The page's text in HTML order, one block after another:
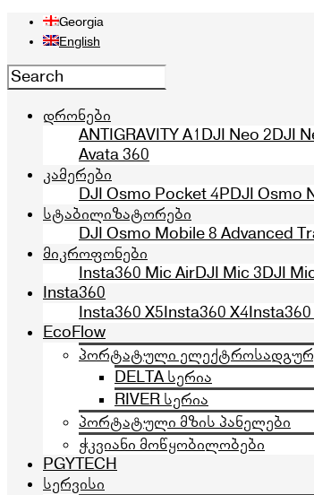
Georgia
English
დრონები
ANTIGRAVITY A1DJI Neo 2DJI
Avata 360
კამერები
DJI Osmo Pocket 4PDJI Osmo
სტაბილიზატორები
DJI Osmo Mobile 8 Advanced
მიკროფონები
Insta360 Mic AirDJI Mic 3DJI
Insta360
Insta360 X5Insta360 X4
EcoFlow
პორტატული
DELTA სერია
RIVER სერია
პორტატული მზის პანელები
ჭკვიანი მოწყობილობები
PGYTECH
სერვისი